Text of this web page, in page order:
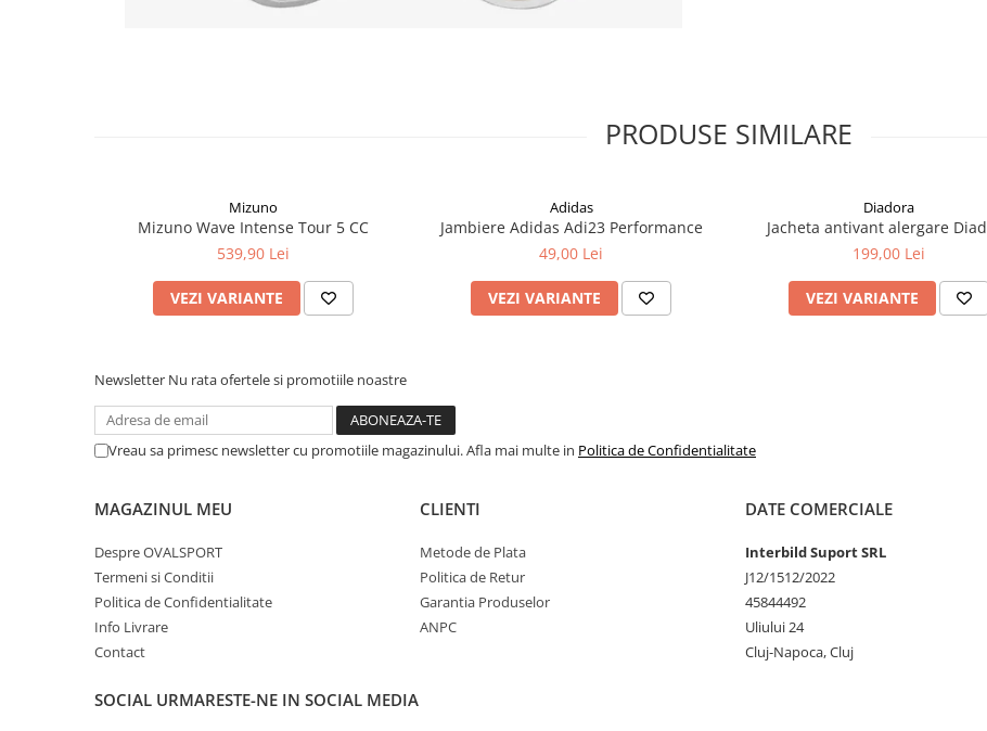
PRODUSE SIMILARE
Mizuno
Mizuno Wave Intense Tour 5 CC
539,90 Lei
VEZI VARIANTE
Adidas
Jambiere Adidas Adi23 Performance
49,00 Lei
VEZI VARIANTE
Diadora
Jacheta antivant alergare
199,00 Lei
VEZI VARIANTE
Newsletter Nu rata ofertele si promotiile noastre
Vreau sa primesc newsletter cu promotiile magazinului. Afla mai multe in Politica de Confidentialitate
MAGAZINUL MEU
Despre OVALSPORT
Termeni si Conditii
Politica de Confidentialitate
Info Livrare
Contact
CLIENTI
Metode de Plata
Politica de Retur
Garantia Produselor
ANPC
DATE COMERCIALE
Interbild Suport SRL
J12/1512/2022
45844492
Uliului 24
Cluj-Napoca, Cluj
SOCIAL URMARESTE-NE IN SOCIAL MEDIA